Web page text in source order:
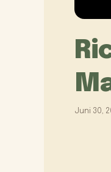
Juni 30,